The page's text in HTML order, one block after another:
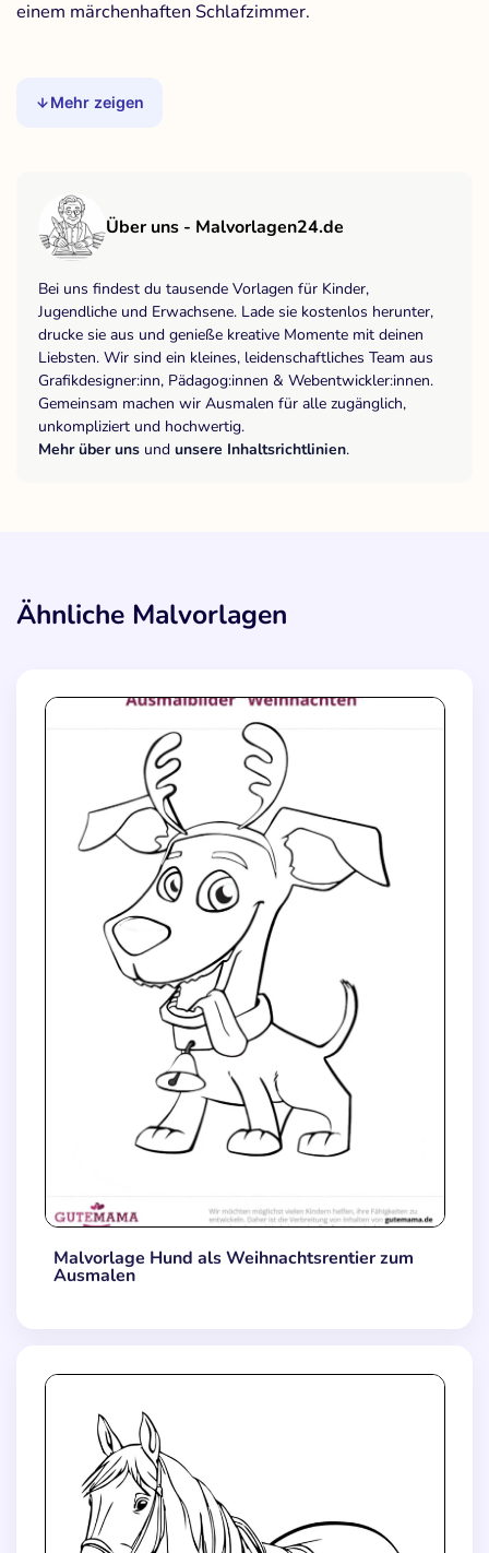
einem märchenhaften Schlafzimmer.
Mehr zeigen
Über uns - Malvorlagen24.de
Bei uns findest du tausende Vorlagen für Kinder,
Jugendliche und Erwachsene. Lade sie kostenlos herunter,
drucke sie aus und genieße kreative Momente mit deinen
Liebsten. Wir sind ein kleines, leidenschaftliches Team aus
Grafikdesigner:inn, Pädagog:innen & Webentwickler:innen.
Gemeinsam machen wir Ausmalen für alle zugänglich,
unkompliziert und hochwertig.
Mehr über uns und unsere Inhaltsrichtlinien.
Ähnliche Malvorlagen
Malvorlage Hund als Weihnachtsrentier zum
Ausmalen